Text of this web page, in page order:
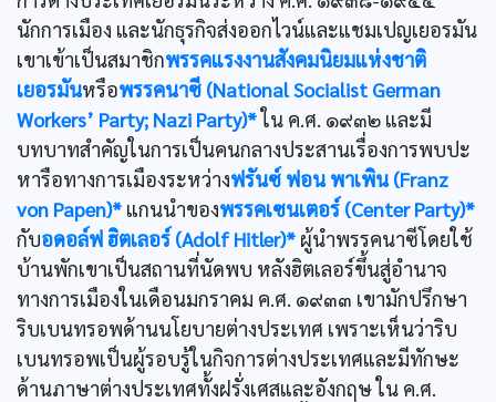
นักการเมือง และนักธุรกิจส่งออกไวน์และแชมเปญเยอรมัน
เขาเข้าเป็นสมาชิกพรรคแรงงานสังคมนิยมแห่งชาติ
เยอรมันหรือพรรคนาซี (National Socialist German
Workers’ Party; Nazi Party)*ใน ค.ศ. ๑๙๓๒ และมี
บทบาทสำคัญในการเป็นคนกลางประสานเรื่องการพบปะ
หารือทางการเมืองระหว่างฟรันซ์ ฟอน พาเพิน (Franz
von Papen)* แกนนำของพรรคเซนเตอร์ (Center Party)*
กับอดอล์ฟ ฮิตเลอร์ (Adolf Hitler)* ผู้นำพรรคนาซีโดยใช้
บ้านพักเขาเป็นสถานที่นัดพบ หลังฮิตเลอร์ขึ้นสู่อำนาจ
ทางการเมืองในเดือนมกราคม ค.ศ. ๑๙๓๓ เขามักปรึกษา
ริบเบนทรอพด้านนโยบายต่างประเทศ เพราะเห็นว่าริบ
เบนทรอพเป็นผู้รอบรู้ในกิจการต่างประเทศและมีทักษะ
ด้านภาษาต่างประเทศทั้งฝรั่งเศสและอังกฤษ ใน ค.ศ.